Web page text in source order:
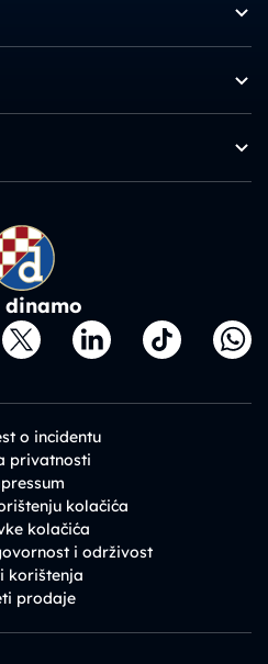
dinamo
o incidentu
privatnosti
kolačića
kolačića
i održivost
korištenja
prodaje